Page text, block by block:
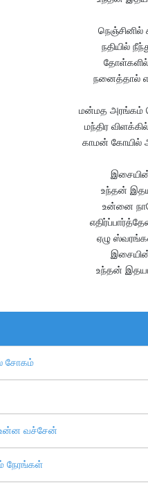
நதியில்
தோள்களில்
நனைத்தால்
மன்மத அரங்கம்
மந்திர
காமன் கோயில்
உந்தன்
உன்னை
ஏழு
உந்தன்
சோகம்
உன்ன வச்சேன்
நேரங்கள்